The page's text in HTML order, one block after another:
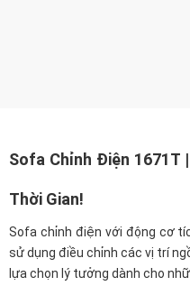
Sofa Chỉnh Điện 1671T
Thời Gian!
Sofa chỉnh điện với động cơ
sử dụng điều chỉnh các vị trí
lựa chọn lý tưởng dành cho